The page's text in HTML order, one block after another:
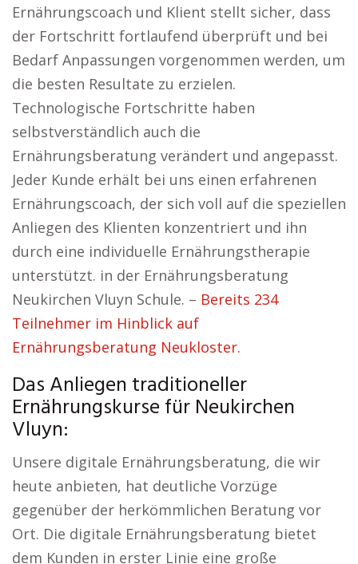
Ernährungscoach und Klient stellt sicher, dass
der Fortschritt fortlaufend überprüft und bei
Bedarf Anpassungen vorgenommen werden, um
die besten Resultate zu erzielen.
Technologische Fortschritte haben
selbstverständlich auch die
Ernährungsberatung verändert und angepasst.
Jeder Kunde erhält bei uns einen erfahrenen
Ernährungscoach, der sich voll auf die speziellen
Anliegen des Klienten konzentriert und ihn
durch eine individuelle Ernährungstherapie
unterstützt. in der Ernährungsberatung
Neukirchen Vluyn Schule. – Bereits 234
Teilnehmer im Hinblick auf
Ernährungsberatung Neukloster.
Das Anliegen traditioneller
Ernährungskurse für Neukirchen
Vluyn:
Unsere digitale Ernährungsberatung, die wir
heute anbieten, hat deutliche Vorzüge
gegenüber der herkömmlichen Beratung vor
Ort. Die digitale Ernährungsberatung bietet
dem Kunden in erster Linie eine große